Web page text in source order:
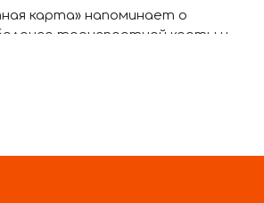
карта» напоминает о
транспортной карты и